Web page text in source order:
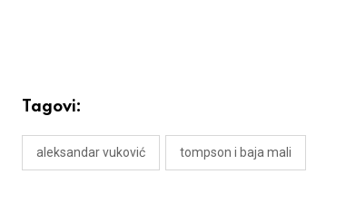
Tagovi:
aleksandar vuković tompson i baja mali